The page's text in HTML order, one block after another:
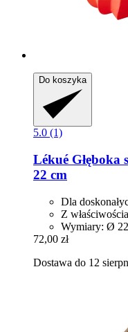
Do koszyka
5.0 (1)
Lékué
22 cm
Dla
Z
Wymiary: Ø
72,00 zł
Dostawa do 12